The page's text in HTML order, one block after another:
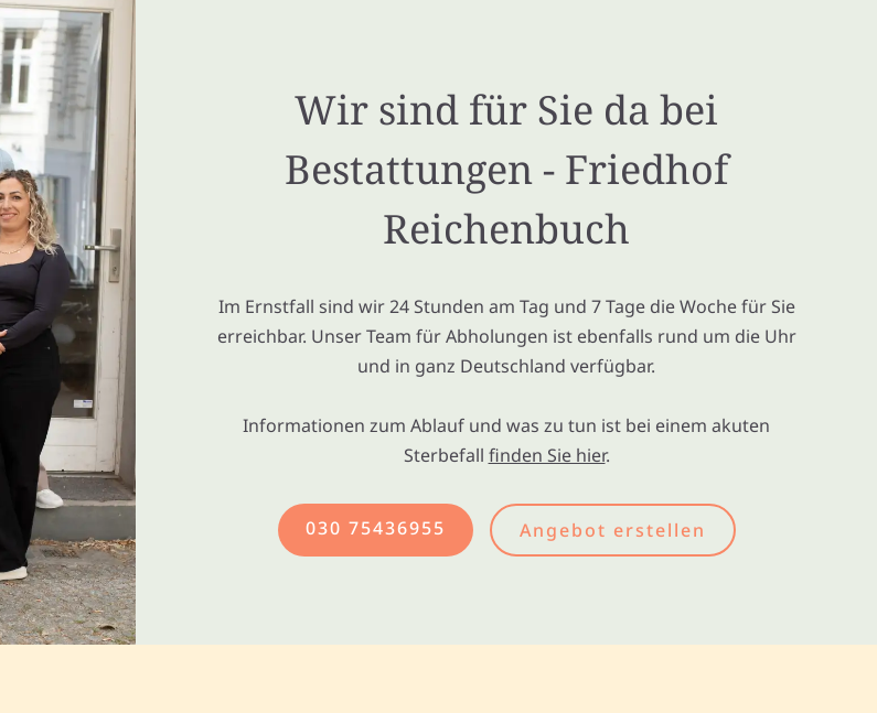
Wir sind für Sie da bei
Bestattungen - Friedhof
Reichenbuch
Im Ernstfall sind wir 24 Stunden am Tag und 7 Tage die Woche für Sie
erreichbar. Unser Team für Abholungen ist ebenfalls rund um die Uhr
und in ganz Deutschland verfügbar.
Informationen zum Ablauf und was zu tun ist bei einem akuten
Sterbefall finden Sie hier.
030 75436955 Angebot erstellen